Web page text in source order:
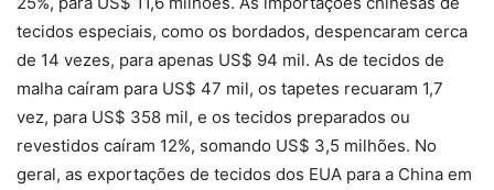
tecidos especiais, como os bordados, despencaram cerca
de 14 vezes, para apenas US$ 94 mil. As de tecidos de
malha caíram para US$ 47 mil, os tapetes recuaram 1,7
vez, para US$ 358 mil, e os tecidos preparados ou
revestidos caíram 12%, somando US$ 3,5 milhões. No
geral, as exportações de tecidos dos EUA para a China em